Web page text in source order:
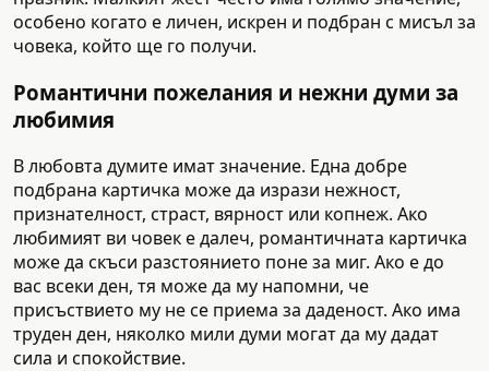
особено когато е личен, искрен и подбран с мисъл за
човека, който ще го получи.
Романтични пожелания и нежни думи за
любимия
В любовта думите имат значение. Една добре
подбрана картичка може да изрази нежност,
признателност, страст, вярност или копнеж. Ако
любимият ви човек е далеч, романтичната картичка
може да скъси разстоянието поне за миг. Ако е до
вас всеки ден, тя може да му напомни, че
присъствието му не се приема за даденост. Ако има
труден ден, няколко мили думи могат да му дадат
сила и спокойствие.